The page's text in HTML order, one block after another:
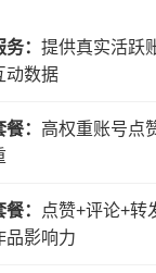
： 提供真实活跃
动数据
： 高权重账号点
：
点赞+评论+转
品影响力